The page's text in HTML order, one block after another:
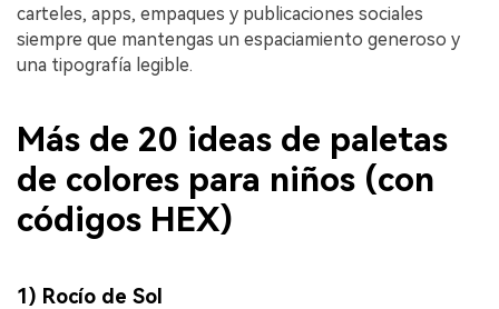
carteles, apps, empaques y publicaciones sociales
siempre que mantengas un espaciamiento generoso y
una tipografía legible.
Más de 20 ideas de paletas
de colores para niños (con
códigos HEX)
1) Rocío de Sol